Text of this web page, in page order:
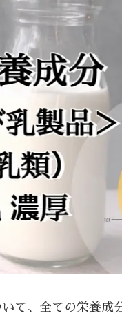
て、全ての栄養成